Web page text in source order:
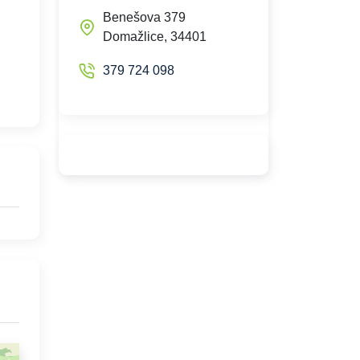
Benešova 379
Domažlice, 34401
379 724 098